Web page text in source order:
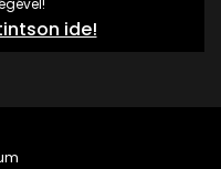
ide!